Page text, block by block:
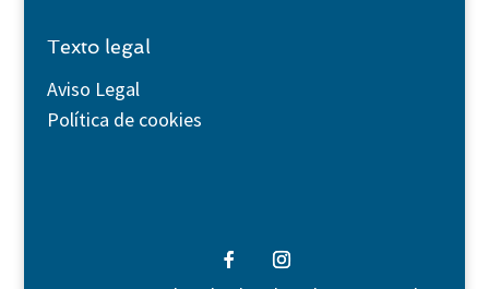
Texto legal
Aviso Legal
Política de cookies